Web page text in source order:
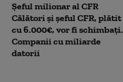
Șeful milionar al CFR
Călători și șeful CFR, plătit
cu 6.000€, vor fi schimbați.
Companii cu miliarde
datorii